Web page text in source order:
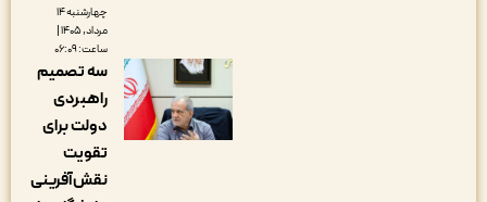
چهارشنبه ۱۴
مرداد, ۱۴۰۵ |
سه تصمیم
راهبردی
دولت برای
نقش‌آفرینی